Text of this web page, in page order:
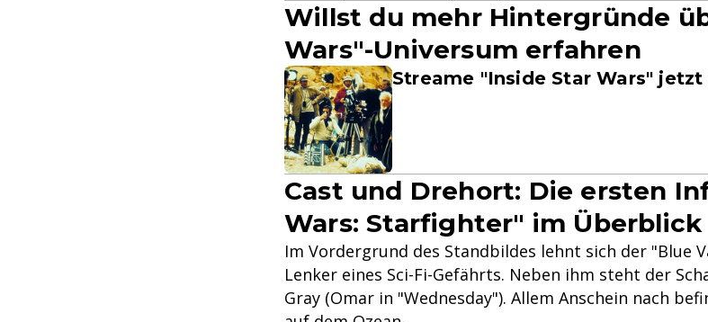
Willst du mehr Hintergründe
Wars"-Universum erfahren
Streame "Inside Star Wars"
Cast und Drehort: Die ersten
Wars: Starfighter" im Überblick
Im Vordergrund des Standbildes lehnt sich der "Blue
Lenker eines Sci-Fi-Gefährts. Neben ihm steht der
Gray (Omar in "Wednesday"). Allem Anschein nach